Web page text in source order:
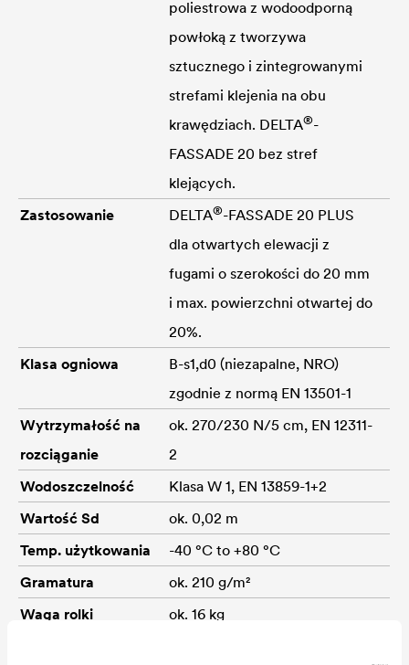
poliestrowa z wodoodporną
powłoką z tworzywa
sztucznego i zintegrowanymi
strefami klejenia na obu
krawędziach. DELTA®-
FASSADE 20 bez stref
klejących.
Zastosowanie
DELTA®-FASSADE 20 PLUS
dla otwartych elewacji z
fugami o szerokości do 20 mm
i max. powierzchni otwartej do
20%.
Klasa ogniowa
B-s1,d0 (niezapalne, NRO)
zgodnie z normą EN 13501-1
Wytrzymałość na
rozciąganie
ok. 270/230 N/5 cm, EN 12311-
2
Wodoszczelność
Klasa W 1, EN 13859-1+2
Wartość Sd
ok. 0,02 m
Temp. użytkowania
-40 °C to +80 °C
Gramatura
ok. 210 g/m²
Waga rolki
ok. 16 kg